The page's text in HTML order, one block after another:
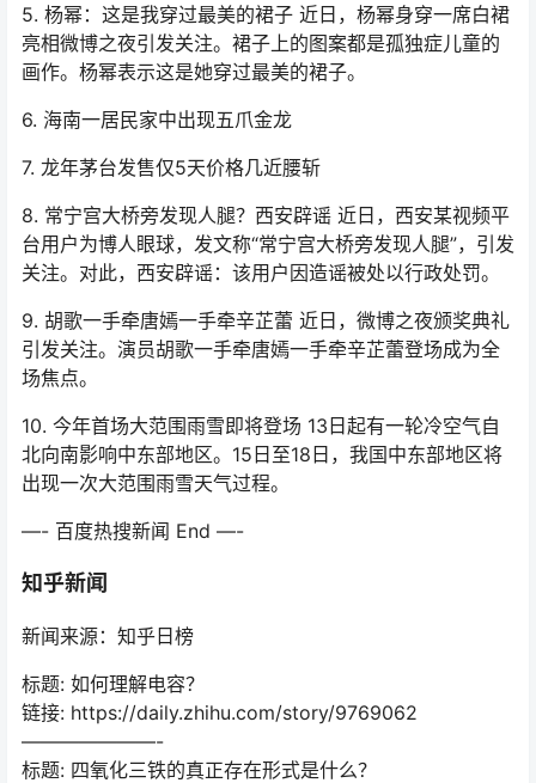
5. 杨幂：这是我穿过最美的裙子 近日，杨幂身穿一席白裙
亮相微博之夜引发关注。裙子上的图案都是孤独症儿童的
画作。杨幂表示这是她穿过最美的裙子。
6. 海南一居民家中出现五爪金龙
7. 龙年茅台发售仅5天价格几近腰斩
8. 常宁宫大桥旁发现人腿？西安辟谣 近日，西安某视频平
台用户为博人眼球，发文称“常宁宫大桥旁发现人腿”，引发
关注。对此，西安辟谣：该用户因造谣被处以行政处罚。
9. 胡歌一手牵唐嫣一手牵辛芷蕾 近日，微博之夜颁奖典礼
引发关注。演员胡歌一手牵唐嫣一手牵辛芷蕾登场成为全
场焦点。
10. 今年首场大范围雨雪即将登场 13日起有一轮冷空气自
北向南影响中东部地区。15日至18日，我国中东部地区将
出现一次大范围雨雪天气过程。
—- 百度热搜新闻 End —-
知乎新闻
新闻来源：知乎日榜
标题: 如何理解电容？
链接: https://daily.zhihu.com/story/9769062
———————-
标题: 四氧化三铁的真正存在形式是什么？